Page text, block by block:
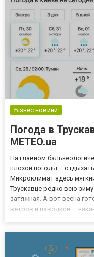
Бізнес новини
Погода в
METEO.ua
На главном
плохой погоды –
Микроклимат здесь
Трускавце редко всю
затяжная. А вот весна
ветров и паводков –